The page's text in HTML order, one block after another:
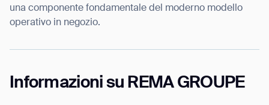
una componente fondamentale del moderno modello
operativo in negozio.
Informazioni su REMA GROUPE